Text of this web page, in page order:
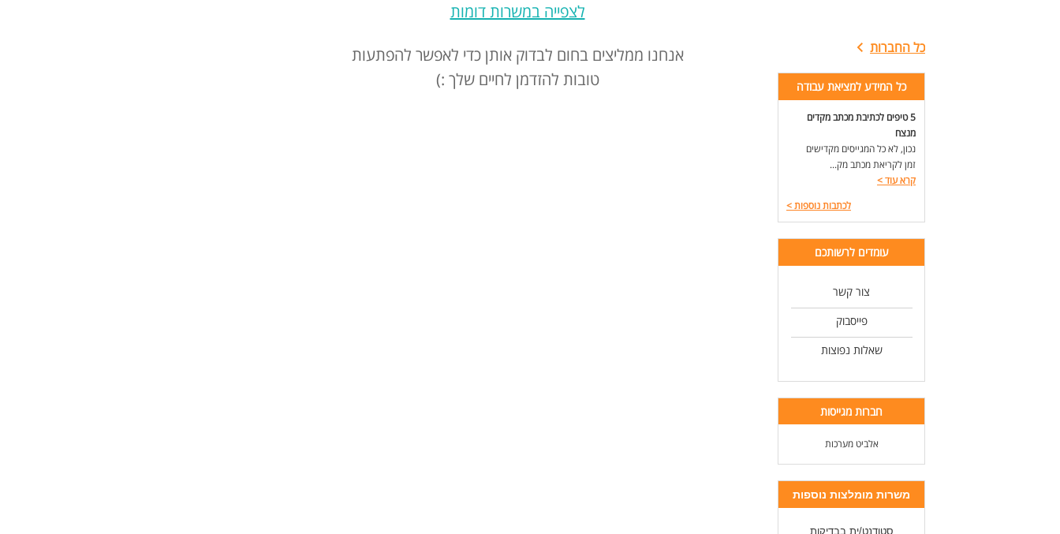
כל החברות
כל המידע למציאת עבודה
5 טיפים לכתיבת מכתב מקדים
מנצח
נכון, לא כל המגייסים מקדישים
זמן לקריאת מכתב מק...
קרא עוד>
לכתבות נוספות>
עומדים לרשותכם
צור קשר
פייסבוק
שאלות נפוצות
חברות מגייסות
אלביט מערכות
משרות מומלצות נוספות
סטודנט/ית בבדיקות
לצפייה במשרות דומות
אנחנו ממליצים בחום לבדוק אותן כדי לאפשר להפתעות
טובות להזדמן לחיים שלך :)